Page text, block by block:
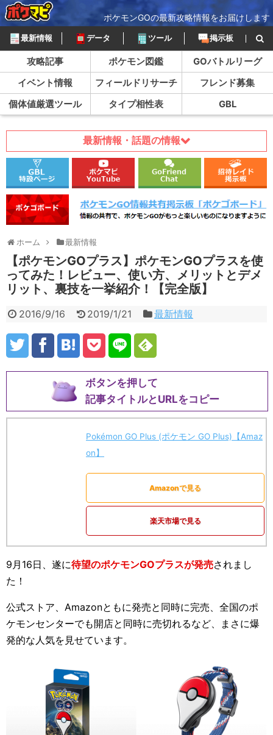
ポケモンGOの最新攻略情報をお届けします
最新情報 データ ツール 掲示板
攻略記事 ポケモン図鑑
GOバトルリーグ
イベント情報
フィールドリサーチ
フレンド募集
個体値厳選ツール
タイプ相性表 GBL
最新情報・話題の情報
ホーム 最新情報
【ポケモンGOプラス】ポケモンGOプラスを使
ってみた！レビュー、使い方、メリットとデメ
リット、裏技を一挙紹介！【完全版】
2016/9/16 2019/1/21 最新情報
ボタンを押して
記事タイトルとURLをコピー
Pokémon GO Plus (ポケモン GO Plus)【Amaz
on】
Amazonで見る
楽天市場で見る
9月16日、遂に待望のポケモンGOプラスが発売されまし
た！
公式ストア、Amazonともに発売と同時に完売、全国のポ
ケモンセンターでも開店と同時に売切れるなど、まさに爆
発的な人気を見せています。